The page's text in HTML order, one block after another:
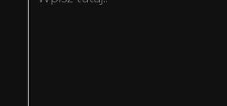
tutaj..